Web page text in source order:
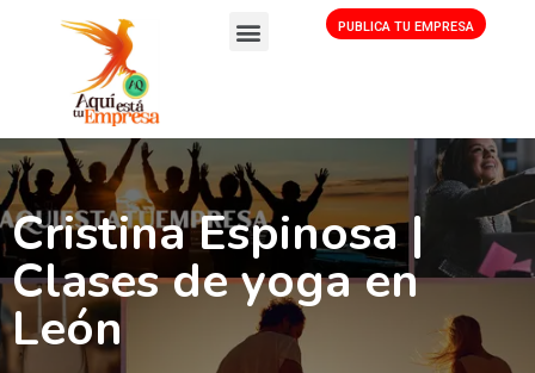
PUBLICA TU EMPRESA
Cristina Espinosa |
Clases de yoga en
León